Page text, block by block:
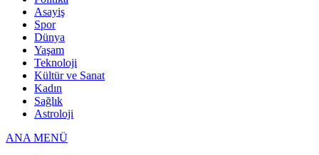
Asayiş
Spor
Dünya
Yaşam
Teknoloji
Kültür ve Sanat
Kadın
Sağlık
Astroloji
ANA MENÜ